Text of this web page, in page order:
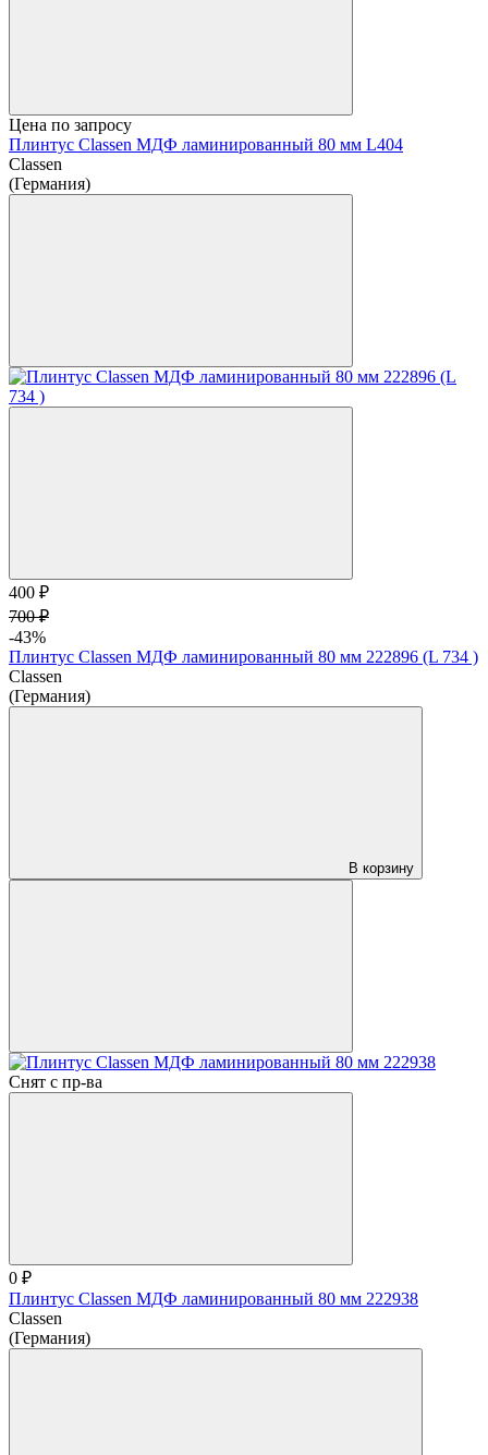
Цена по запросу
Плинтус Classen МДФ ламинированный 80 мм L404
Classen
(Германия)
400 ₽
700 ₽
-43%
Плинтус Classen МДФ ламинированный 80 мм 222896 (L 734 )
Classen
(Германия)
В корзину
Снят с пр-ва
0 ₽
Плинтус Classen МДФ ламинированный 80 мм 222938
Classen
(Германия)